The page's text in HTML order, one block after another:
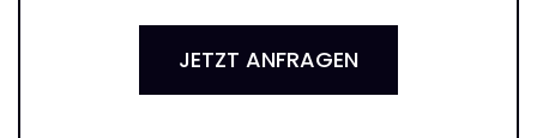
JETZT ANFRAGEN